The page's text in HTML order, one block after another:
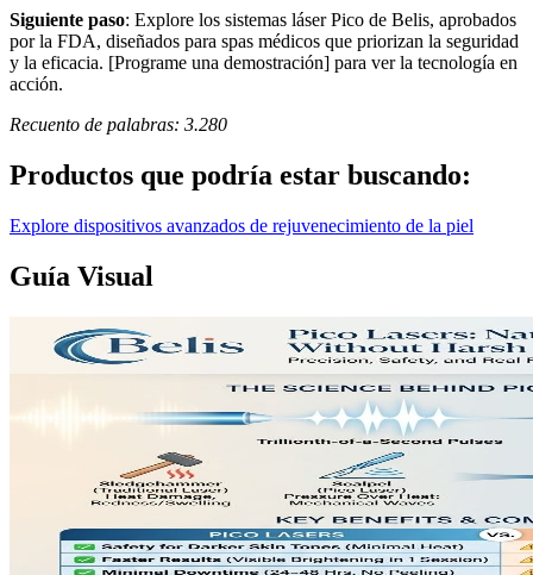
Siguiente paso: Explore los sistemas láser Pico de Belis, aprobados
por la FDA, diseñados para spas médicos que priorizan la seguridad
y la eficacia. [Programe una demostración] para ver la tecnología en
acción.
Recuento de palabras: 3.280
Productos que podría estar buscando:
Explore dispositivos avanzados de rejuvenecimiento de la piel
Guía Visual